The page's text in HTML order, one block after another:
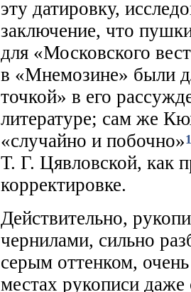
эту датировку,
заключение, что
для «Московского
в «Мнемозине» были
точкой» в его
литературе; сам же
«случайно и побочно»
Т. Г. Цявловской, как
корректировке.
Действительно,
чернилами, сильно
серым оттенком,
местах рукописи